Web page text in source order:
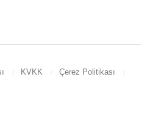
KVKK
Çerez Politikası